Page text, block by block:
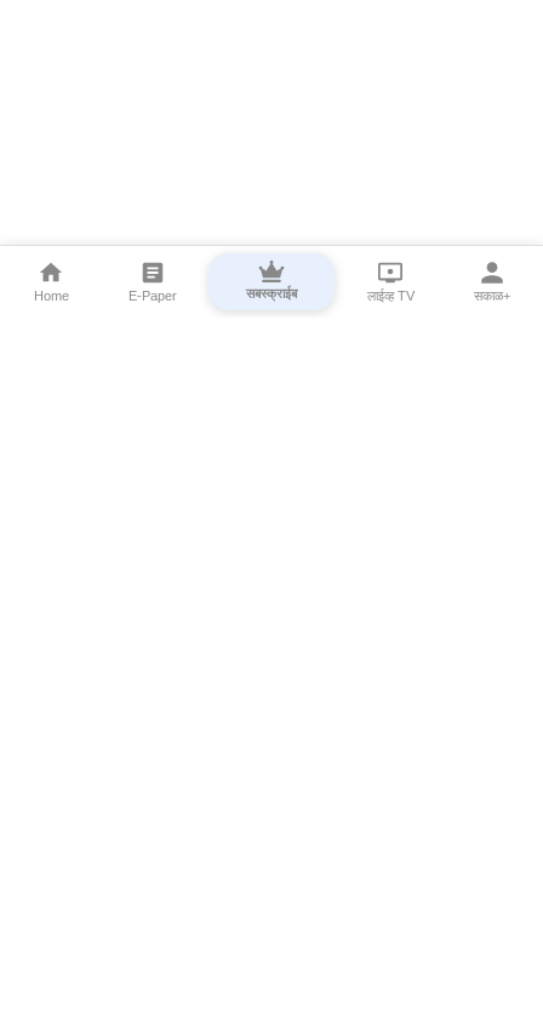
Home E-Paper सबस्क्राईब लाईव्ह TV सकाळ+